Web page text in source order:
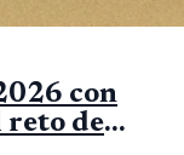
con
reto de